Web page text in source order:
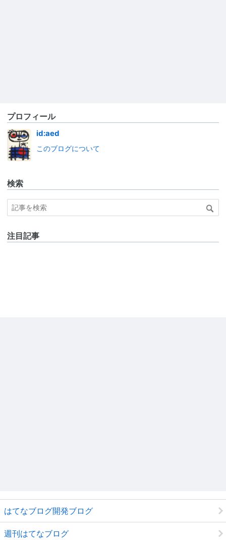
プロフィール
id:aed
このブログについて
検索
注目記事
はてなブログ開発ブログ
週刊はてなブログ